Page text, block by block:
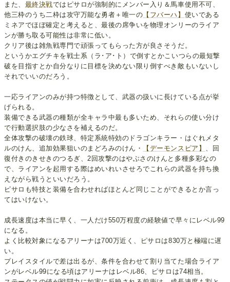
また、 最終決戦ではピサロが強制的にメンバー入り＆馬車使用不可、
他三枠のうち二枠は攻守万能な勇者＋唯一の 【フバーハ】 使いである
ミネアでほぼ確定と考えると、最後の席争いを物理オンリーのライア
ンが勝ち取る可能性は非常に低い。
クリア後は雑魚戦専門で頑張ってもらった方が良さそうだ。
というかエグチキを戦士系（ラ･ア･ト）で倒すとかこいつらの最短撃
破を目指すとか自分なりに目標を決めない限り倒すべき敵もいないし
それでいいのだろう。
一応ライアンのみが持つ特徴として、武器の扱いに長けている点が挙
げられる。
装備できる武器の種類が全キャラ中最も多いため、それらの使い分け
で行動選択肢の少なさを補えるのだ。
全体攻撃の破壊の鉄球、特定系統特効のドラゴンキラー・はぐれメタ
ルのけん、追加効果狙いのまどろみのけん・
【デーモンスピア】 、回
復付きのきせきのつるぎ、2回攻撃のはやぶさのけんと多種多彩なの
で、ライアンを起用する際はめいれいさせろでこれらの武器を持ち換
えながら戦うといいだろう。
ピサロも特技と装備を合わせればほとんど同じことができるとか言っ
てはいけない。
成長速度は本当に早く、一人だけ550万程度の経験値で早々にレベル99
になる。
よく比較対象になるアリーナは700万近く、ピサロは830万と極端に遅
い。
プレイスタイルで差は出るが、条件を合わせて割り当てた場合ライア
ンがレベル99になる頃はアリーナはレベル86、ピサロは74相当。